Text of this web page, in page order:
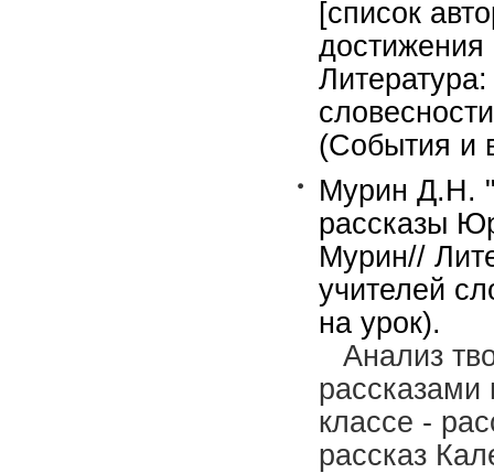
[список
достижения
(События и
Мурин Д.Н.
рассказы
Мурин//
учителей
на урок).
Анализ
рассказами
классе -
рассказ